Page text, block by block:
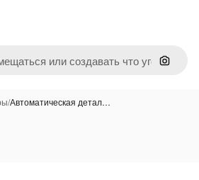
Поиск
/Автоматическая детал…